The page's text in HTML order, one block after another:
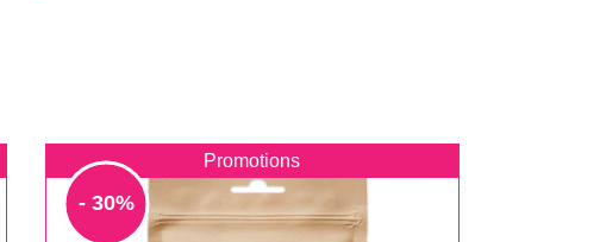
Promotions
- 30%